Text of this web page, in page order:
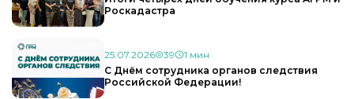
Роскадастра
25.07.2026 39
1 мин
С Днём сотрудника органов следствия
Российской Федерации!